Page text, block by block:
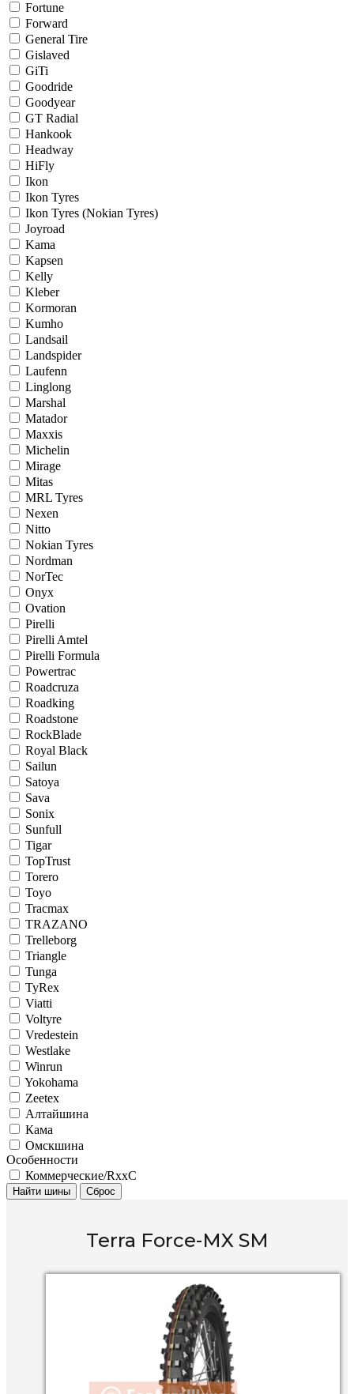
Fortune
Forward
General Tire
Gislaved
GiTi
Goodride
Goodyear
GT Radial
Hankook
Headway
HiFly
Ikon
Ikon Tyres
Ikon Tyres (Nokian Tyres)
Joyroad
Kama
Kapsen
Kelly
Kleber
Kormoran
Kumho
Landsail
Landspider
Laufenn
Linglong
Marshal
Matador
Maxxis
Michelin
Mirage
Mitas
MRL Tyres
Nexen
Nitto
Nokian Tyres
Nordman
NorTec
Onyx
Ovation
Pirelli
Pirelli Amtel
Pirelli Formula
Powertrac
Roadcruza
Roadking
Roadstone
RockBlade
Royal Black
Sailun
Satoya
Sava
Sonix
Sunfull
Tigar
TopTrust
Torero
Toyo
Tracmax
TRAZANO
Trelleborg
Triangle
Tunga
TyRex
Viatti
Voltyre
Vredestein
Westlake
Winrun
Yokohama
Zeetex
Алтайшина
Кама
Омскшина
Особенности
Коммерческие/RxxC
Найти шины Сброс
Terra Force-MX SM